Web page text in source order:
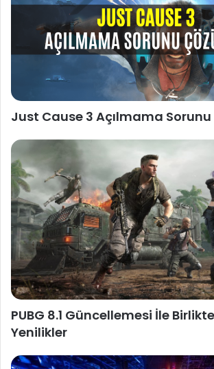
Just Cause 3 Açılmama
PUBG 8.1 Güncellemesi İle
Yenilikler